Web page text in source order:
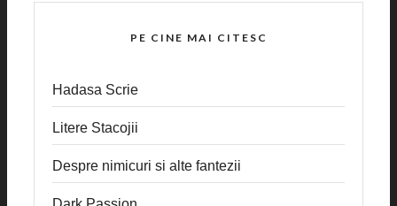
PE CINE MAI CITESC
Hadasa Scrie
Litere Stacojii
Despre nimicuri si alte fantezii